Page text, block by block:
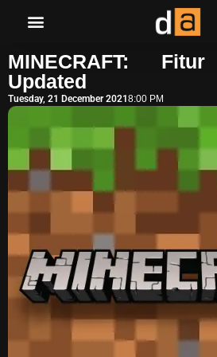
MINECRAFT:
Updated
Tuesday, 21 December 20218:00 PM